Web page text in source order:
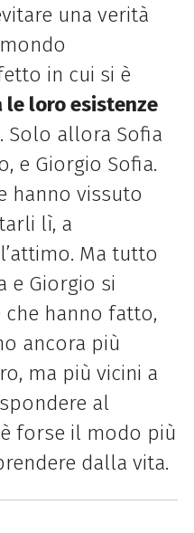
una verità
in cui si è
le loro esistenze
. Solo allora Sofia
e Giorgio Sofia.
hanno vissuto
lì, a
Ma tutto
e Giorgio si
hanno fatto,
ancora più
ma più vicini a
al
forse il modo più
dalla vita.